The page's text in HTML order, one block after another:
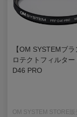
【OM SYSTEMブ
ロテクトフィルター
D46 PRO